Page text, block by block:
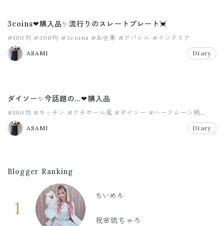
3coins❤購入品✨流行りのスレートプレート💓
#100均 #300均 #3coins #お仕事 #アパレル #インテリア
ASAMI Diary
ダイソー✨今話題の…❤購入品
#100均 #キッチン #クチポール風 #ダイソー #ハーフムーン柄
#ホテルライク
ASAMI
Diary
Blogger Ranking
1
ちいめろ
祝🌸琉ちゃろ